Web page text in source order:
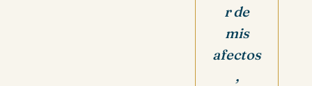
r de
mis
afectos
,